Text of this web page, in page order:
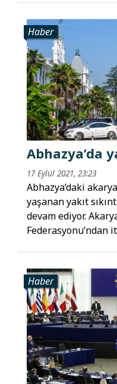
Haber
Abhazya’da
17 Eylül 2021, 23:23
Abhazya’daki
yaşanan yakıt
devam ediyor.
Federasyonu’ndan
Haber